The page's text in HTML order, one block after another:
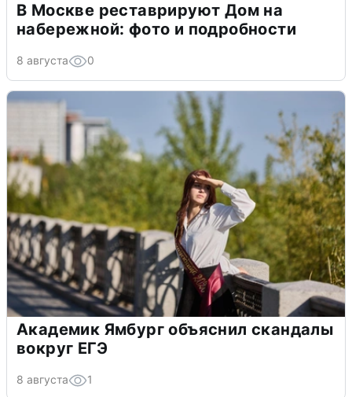
В Москве реставрируют Дом на
набережной: фото и подробности
8 августа 0
Академик Ямбург объяснил скандалы
вокруг ЕГЭ
8 августа 1